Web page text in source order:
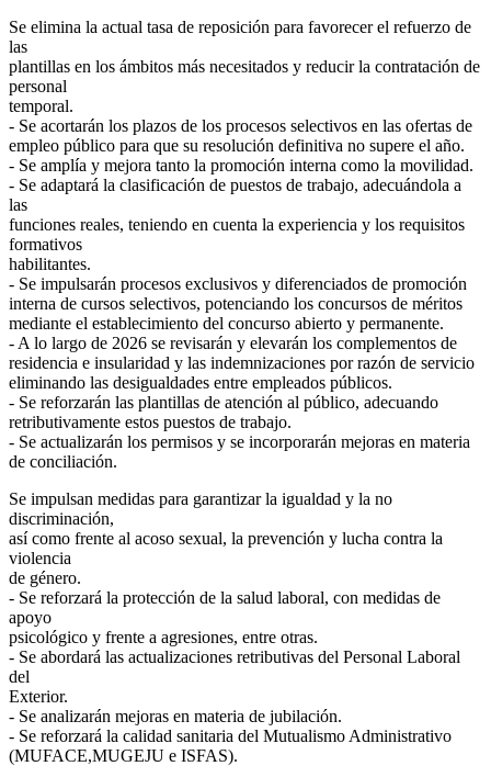
Se elimina la actual tasa de reposición para favorecer el refuerzo de
las
plantillas en los ámbitos más necesitados y reducir la contratación de
personal
temporal.
- Se acortarán los plazos de los procesos selectivos en las ofertas de
empleo público para que su resolución definitiva no supere el año.
- Se amplía y mejora tanto la promoción interna como la movilidad.
- Se adaptará la clasificación de puestos de trabajo, adecuándola a
las
funciones reales, teniendo en cuenta la experiencia y los requisitos
formativos
habilitantes.
- Se impulsarán procesos exclusivos y diferenciados de promoción
interna de cursos selectivos, potenciando los concursos de méritos
mediante el establecimiento del concurso abierto y permanente.
- A lo largo de 2026 se revisarán y elevarán los complementos de
residencia e insularidad y las indemnizaciones por razón de servicio
eliminando las desigualdades entre empleados públicos.
- Se reforzarán las plantillas de atención al público, adecuando
retributivamente estos puestos de trabajo.
- Se actualizarán los permisos y se incorporarán mejoras en materia
de conciliación.
Se impulsan medidas para garantizar la igualdad y la no
discriminación,
así como frente al acoso sexual, la prevención y lucha contra la
violencia
de género.
- Se reforzará la protección de la salud laboral, con medidas de
apoyo
psicológico y frente a agresiones, entre otras.
- Se abordará las actualizaciones retributivas del Personal Laboral
del
Exterior.
- Se analizarán mejoras en materia de jubilación.
- Se reforzará la calidad sanitaria del Mutualismo Administrativo
(MUFACE,MUGEJU e ISFAS).